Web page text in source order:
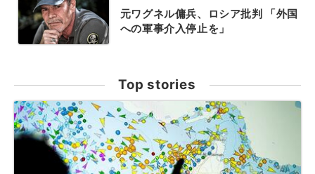
元ワグネル傭兵、ロシア批判 「外国
への軍事介入停止を」
Top stories